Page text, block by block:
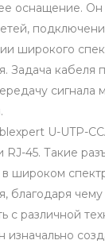
оснащение.
широкого
Задача кабеля
сигнала
U-UTP-
RJ-45. Такие
широком
благодаря чему
с различной
изначально